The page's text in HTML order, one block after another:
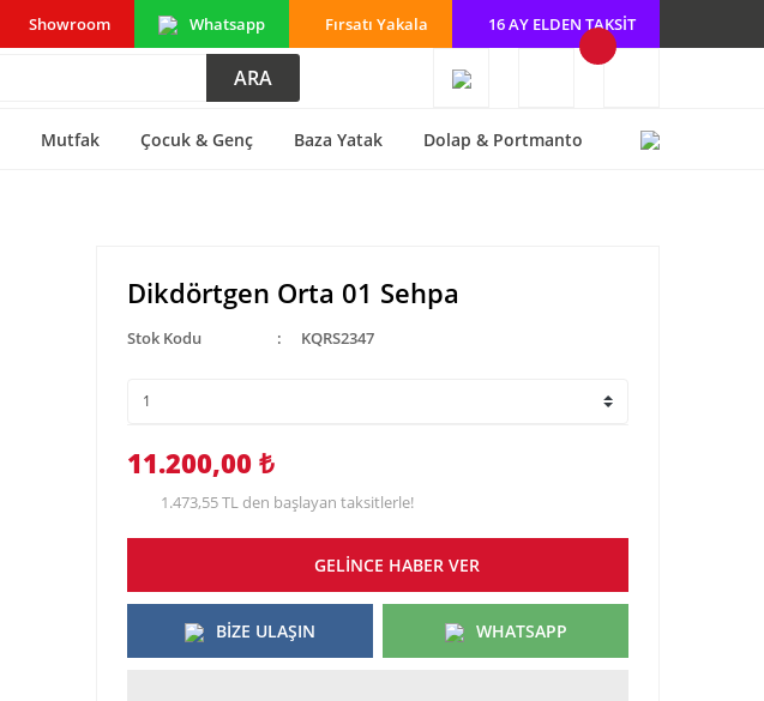
Showroom Whatsapp Fırsatı Yakala 16 AY ELDEN TAKSİT
ARA
Mutfak Çocuk & Genç Baza Yatak Dolap & Portmanto
Dikdörtgen Orta 01 Sehpa
Stok Kodu KQRS2347
11.200,00 ₺
1.473,55 TL den başlayan taksitlerle!
GELİNCE HABER VER
BİZE ULAŞIN WHATSAPP